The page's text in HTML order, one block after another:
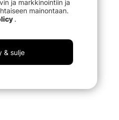
ja markkinointiin ja
mainontaan.
.
& sulje